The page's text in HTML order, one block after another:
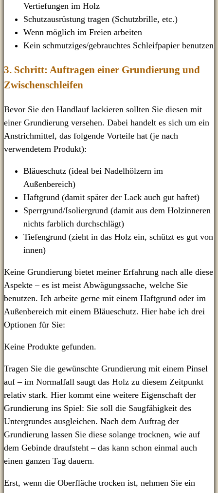
Vertiefungen im Holz
Schutzausrüstung tragen (Schutzbrille, etc.)
Wenn möglich im Freien arbeiten
Kein schmutziges/gebrauchtes Schleifpapier benutzen
3. Schritt: Auftragen einer Grundierung und
Zwischenschleifen
Bevor Sie den Handlauf lackieren sollten Sie diesen mit
einer Grundierung versehen. Dabei handelt es sich um ein
Anstrichmittel, das folgende Vorteile hat (je nach
verwendetem Produkt):
Bläueschutz (ideal bei Nadelhölzern im
Außenbereich)
Haftgrund (damit später der Lack auch gut haftet)
Sperrgrund/Isoliergrund (damit aus dem Holzinneren
nichts farblich durchschlägt)
Tiefengrund (zieht in das Holz ein, schützt es gut von
innen)
Keine Grundierung bietet meiner Erfahrung nach alle diese
Aspekte – es ist meist Abwägungssache, welche Sie
benutzen. Ich arbeite gerne mit einem Haftgrund oder im
Außenbereich mit einem Bläueschutz. Hier habe ich drei
Optionen für Sie:
Keine Produkte gefunden.
Tragen Sie die gewünschte Grundierung mit einem Pinsel
auf – im Normalfall saugt das Holz zu diesem Zeitpunkt
relativ stark. Hier kommt eine weitere Eigenschaft der
Grundierung ins Spiel: Sie soll die Saugfähigkeit des
Untergrundes ausgleichen. Nach dem Auftrag der
Grundierung lassen Sie diese solange trocknen, wie auf
dem Gebinde draufsteht – das kann schon einmal auch
einen ganzen Tag dauern.
Erst, wenn die Oberfläche trocken ist, nehmen Sie ein